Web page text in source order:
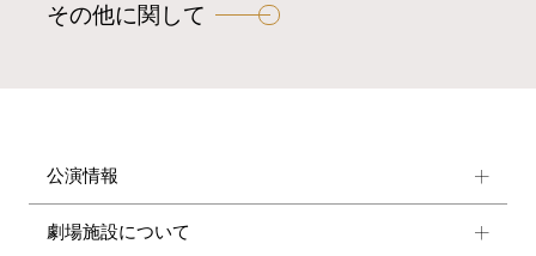
その他に関して
公演情報
劇場施設について